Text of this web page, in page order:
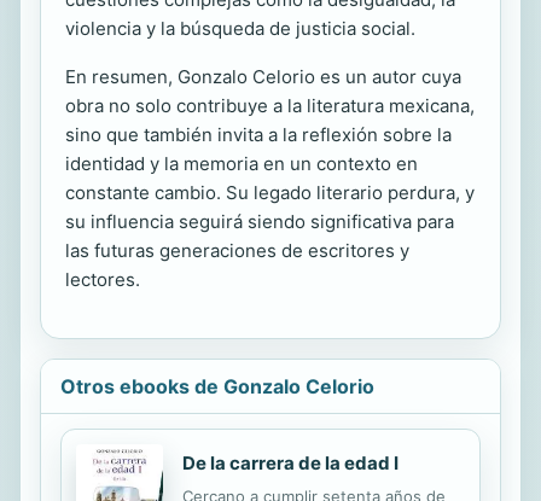
violencia y la búsqueda de justicia social.
En resumen, Gonzalo Celorio es un autor cuya
obra no solo contribuye a la literatura mexicana,
sino que también invita a la reflexión sobre la
identidad y la memoria en un contexto en
constante cambio. Su legado literario perdura, y
su influencia seguirá siendo significativa para
las futuras generaciones de escritores y
lectores.
Otros ebooks de Gonzalo Celorio
De la carrera de la edad I
Cercano a cumplir setenta años de